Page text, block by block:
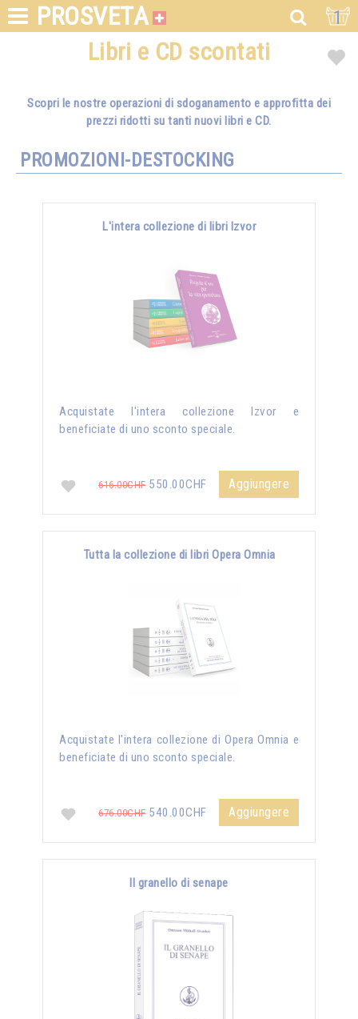
PROSVETA 1
Libri e CD scontati
Scopri le nostre operazioni di sdoganamento e approfitta dei
prezzi ridotti su tanti nuovi libri e CD.
PROMOZIONI-DESTOCKING
L'intera collezione di libri Izvor
Acquistate l'intera collezione Izvor e
beneficiate di uno sconto speciale.
616.00CHF550.00CHF Aggiungere
Tutta la collezione di libri Opera Omnia
Acquistate l'intera collezione di Opera Omnia e
beneficiate di uno sconto speciale.
676.00CHF540.00CHF Aggiungere
Il granello di senape